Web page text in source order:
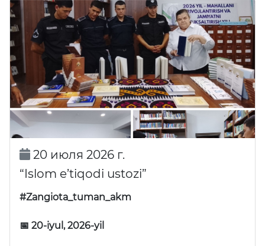
20 июля 2026 г.
“Islom e’tiqodi ustozi”
#Zangiota_tuman_akm
📅 20-iyul, 2026-yil